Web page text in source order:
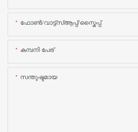
ഫോൺ/വാട്ട്‌സ്ആപ്പ്/സ്കൈപ്പ്
കമ്പനി പേര്
സന്തുഷ്ടമായ